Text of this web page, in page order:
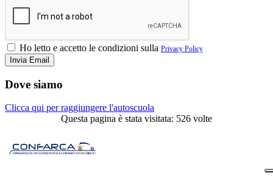
Ho letto e accetto le condizioni sulla Privacy Policy
Dove siamo
Clicca qui per raggiungere l'autoscuola
Questa pagina è stata visitata: 526 volte